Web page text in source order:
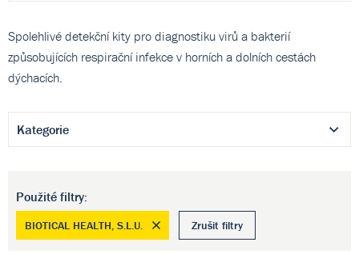
Spolehlivé detekční kity pro diagnostiku virů a bakterií
způsobujících respirační infekce v horních a dolních cestách
dýchacích.
Kategorie
Použité filtry:
BIOTICAL HEALTH, S.L.U. Zrušit filtry